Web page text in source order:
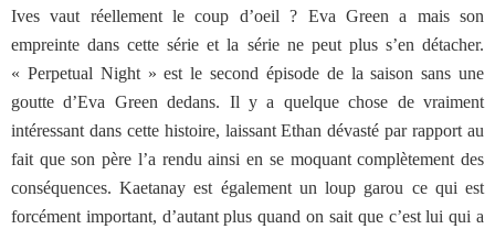
Ives vaut réellement le coup d’oeil ? Eva Green a mais son
empreinte dans cette série et la série ne peut plus s’en détacher.
« Perpetual Night » est le second épisode de la saison sans une
goutte d’Eva Green dedans. Il y a quelque chose de vraiment
intéressant dans cette histoire, laissant Ethan dévasté par rapport au
fait que son père l’a rendu ainsi en se moquant complètement des
conséquences. Kaetanay est également un loup garou ce qui est
forcément important, d’autant plus quand on sait que c’est lui qui a